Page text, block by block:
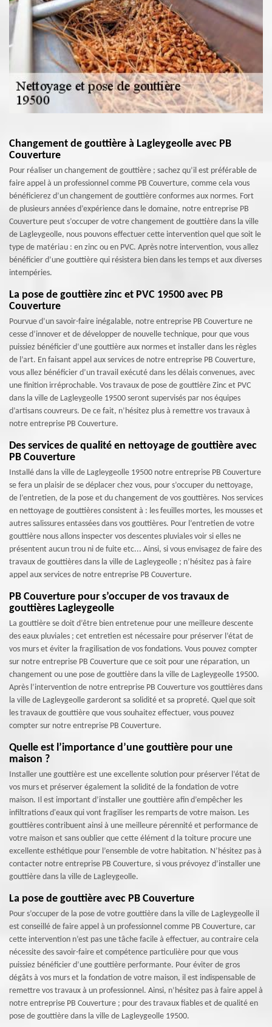
Changement de gouttière à Lagleygeolle avec PB
Couverture
Pour réaliser un changement de gouttière ; sachez qu’il est préférable de
faire appel à un professionnel comme PB Couverture, comme cela vous
bénéficierez d’un changement de gouttière conformes aux normes. Fort
de plusieurs années d’expérience dans le domaine, notre entreprise PB
Couverture peut s’occuper de votre changement de gouttière dans la ville
de Lagleygeolle, nous pouvons effectuer cette intervention quel que soit le
type de matériau : en zinc ou en PVC. Après notre intervention, vous allez
bénéficier d’une gouttière qui résistera bien dans les temps et aux diverses
intempéries.
La pose de gouttière zinc et PVC 19500 avec PB
Couverture
Pourvue d’un savoir-faire inégalable, notre entreprise PB Couverture ne
cesse d’innover et de développer de nouvelle technique, pour que vous
puissiez bénéficier d’une gouttière aux normes et installer dans les règles
de l’art. En faisant appel aux services de notre entreprise PB Couverture,
vous allez bénéficier d’un travail exécuté dans les délais convenues, avec
une finition irréprochable. Vos travaux de pose de gouttière Zinc et PVC
dans la ville de Lagleygeolle 19500 seront supervisés par nos équipes
d’artisans couvreurs. De ce fait, n’hésitez plus à remettre vos travaux à
notre entreprise PB Couverture.
Des services de qualité en nettoyage de gouttière avec
PB Couverture
Installé dans la ville de Lagleygeolle 19500 notre entreprise PB Couverture
se fera un plaisir de se déplacer chez vous, pour s’occuper du nettoyage,
de l’entretien, de la pose et du changement de vos gouttières. Nos services
en nettoyage de gouttières consistent à : les feuilles mortes, les mousses et
autres salissures entassées dans vos gouttières. Pour l’entretien de votre
gouttière nous allons inspecter vos descentes pluviales voir si elles ne
présentent aucun trou ni de fuite etc... Ainsi, si vous envisagez de faire des
travaux de gouttières dans la ville de Lagleygeolle ; n’hésitez pas à faire
appel aux services de notre entreprise PB Couverture.
PB Couverture pour s’occuper de vos travaux de
gouttières Lagleygeolle
La gouttière se doit d’être bien entretenue pour une meilleure descente
des eaux pluviales ; cet entretien est nécessaire pour préserver l’état de
vos murs et éviter la fragilisation de vos fondations. Vous pouvez compter
sur notre entreprise PB Couverture que ce soit pour une réparation, un
changement ou une pose de gouttière dans la ville de Lagleygeolle 19500.
Après l’intervention de notre entreprise PB Couverture vos gouttières dans
la ville de Lagleygeolle garderont sa solidité et sa propreté. Quel que soit
les travaux de gouttière que vous souhaitez effectuer, vous pouvez
compter sur notre entreprise PB Couverture.
Quelle est l’importance d’une gouttière pour une
maison ?
Installer une gouttière est une excellente solution pour préserver l’état de
vos murs et préserver également la solidité de la fondation de votre
maison. Il est important d’installer une gouttière afin d’empêcher les
infiltrations d'eaux qui vont fragiliser les remparts de votre maison. Les
gouttières contribuent ainsi à une meilleure pérennité et performance de
votre maison et sans oublier que cette élément d la toiture procure une
excellente esthétique pour l’ensemble de votre habitation. N’hésitez pas à
contacter notre entreprise PB Couverture, si vous prévoyez d’installer une
gouttière dans la ville de Lagleygeolle.
La pose de gouttière avec PB Couverture
Pour s’occuper de la pose de votre gouttière dans la ville de Lagleygeolle il
est conseillé de faire appel à un professionnel comme PB Couverture, car
cette intervention n’est pas une tâche facile à effectuer, au contraire cela
nécessite des savoir-faire et compétence particulière pour que vous
puissiez bénéficier d’une gouttière performante. Pour éviter de gros
dégâts à vos murs et la fondation de votre maison, il est indispensable de
remettre vos travaux à un professionnel. Ainsi, n’hésitez pas à faire appel à
notre entreprise PB Couverture ; pour des travaux fiables et de qualité en
pose de gouttière dans la ville de Lagleygeolle 19500.